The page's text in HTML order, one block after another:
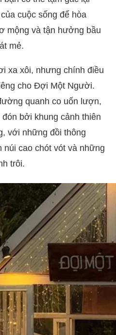
cuộc sống để hòa
mộng và tận hưởng bầu
mẻ.
xa xôi, nhưng chính điều
cho Đợi Một Người.
quanh co uốn lượn,
bởi khung cảnh thiên
với những đồi thông
núi cao chót vót và những
trôi.